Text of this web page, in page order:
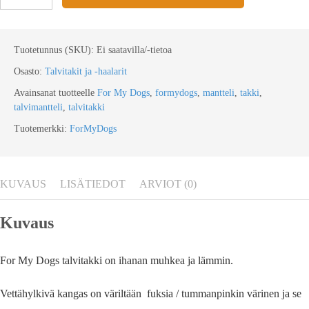
Tuotetunnus (SKU): Ei saatavilla/-tietoa
Osasto: Talvitakit ja -haalarit
Avainsanat tuotteelle For My Dogs, formydogs, mantteli, takki,
talvimantteli, talvitakki
Tuotemerkki: ForMyDogs
KUVAUS LISÄTIEDOT ARVIOT (0)
Kuvaus
For My Dogs talvitakki on ihanan muhkea ja lämmin.
Vettähylkivä kangas on väriltään fuksia / tummanpinkin värinen ja se